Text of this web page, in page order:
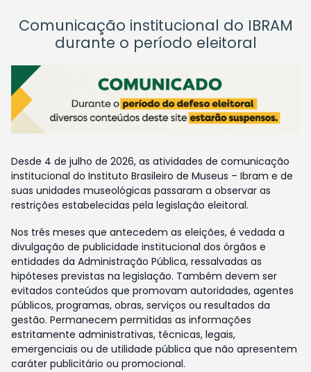
Comunicação institucional do IBRAM
durante o período eleitoral
Desde 4 de julho de 2026, as atividades de comunicação
institucional do Instituto Brasileiro de Museus – Ibram e de
suas unidades museológicas passaram a observar as
restrições estabelecidas pela legislação eleitoral.
Nos três meses que antecedem as eleições, é vedada a
divulgação de publicidade institucional dos órgãos e
entidades da Administração Pública, ressalvadas as
hipóteses previstas na legislação. Também devem ser
evitados conteúdos que promovam autoridades, agentes
públicos, programas, obras, serviços ou resultados da
gestão. Permanecem permitidas as informações
estritamente administrativas, técnicas, legais,
emergenciais ou de utilidade pública que não apresentem
caráter publicitário ou promocional.